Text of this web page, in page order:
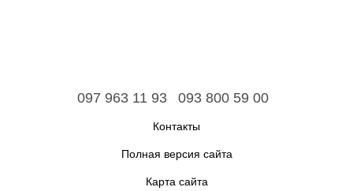
097 963 11 93 093 800 59 00
Контакты
Полная версия сайта
Карта сайта